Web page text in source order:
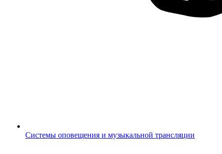
Системы оповещения и музыкальной трансляции